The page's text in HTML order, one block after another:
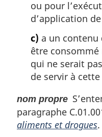
ou pour
d’application
c) a un contenu
être
qui ne serait
de servir à
nom propre
paragraphe
aliments et drogues